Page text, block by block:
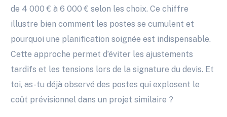
de 4 000 € à 6 000 € selon les choix. Ce chiffre
illustre bien comment les postes se cumulent et
pourquoi une planification soignée est indispensable.
Cette approche permet d’éviter les ajustements
tardifs et les tensions lors de la signature du devis. Et
toi, as-tu déjà observé des postes qui explosent le
coût prévisionnel dans un projet similaire ?